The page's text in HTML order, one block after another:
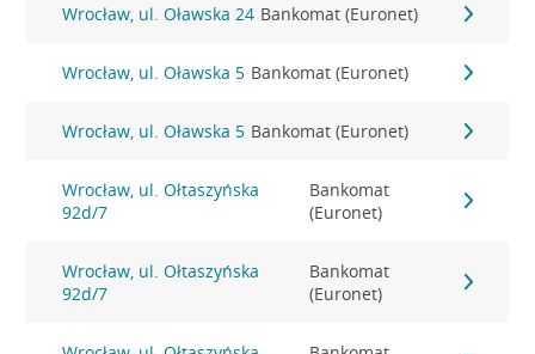
Wrocław, ul. Oławska 24 Bankomat (Euronet)
Wrocław, ul. Oławska 5 Bankomat (Euronet)
Wrocław, ul. Oławska 5 Bankomat (Euronet)
Wrocław, ul. Ołtaszyńska
92d/7
Bankomat
(Euronet)
Wrocław, ul. Ołtaszyńska
92d/7
Bankomat
(Euronet)